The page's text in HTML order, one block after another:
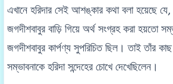
এখানে হরিদার সেই আশঙ্কার কথা বলা হয়েছে যে,
জগদীশবাবুর বাড়ি গিয়ে অর্থ সংগ্রহ করা হয়তো
জগদীশবাবুর কার্পণ্য সুপরিচিত ছিল। তাই তাঁর
সম্ভাবনাকে হরিদা সন্দেহের চোখে দেখেছিলেন।